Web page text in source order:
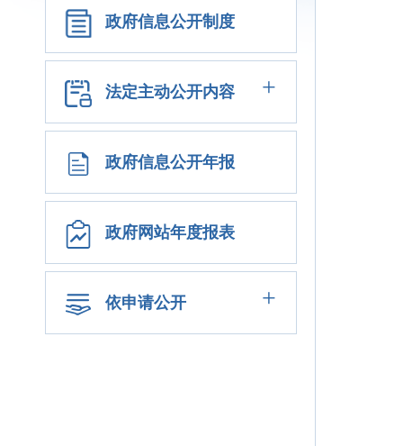
政府信息公开制度
法定主动公开内容 +
政府信息公开年报
政府网站年度报表
依申请公开 +